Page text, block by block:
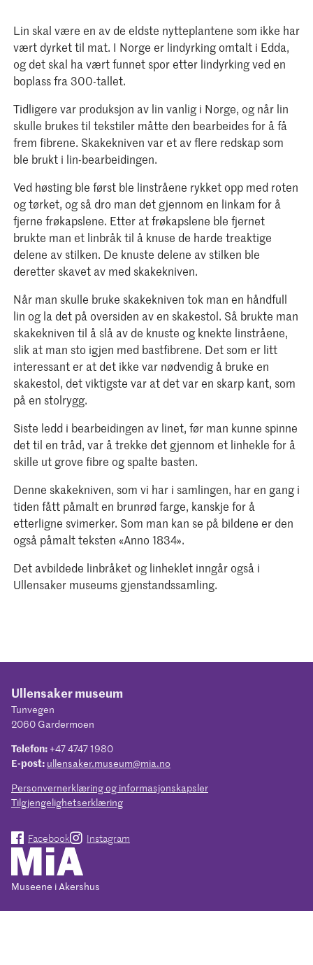
Lin skal være en av de eldste nytteplantene som ikke har
vært dyrket til mat. I Norge er lindyrking omtalt i Edda,
og det skal ha vært funnet spor etter lindyrking ved en
boplass fra 300-tallet.
Tidligere var produksjon av lin vanlig i Norge, og når lin
skulle brukes til tekstiler måtte den bearbeides for å få
frem fibrene. Skakekniven var et av flere redskap som
ble brukt i lin-bearbeidingen.
Ved høsting ble først ble linstråene rykket opp med roten
og tørket, og så dro man det gjennom en linkam for å
fjerne frøkapslene. Etter at frøkapslene ble fjernet
brukte man et linbråk til å knuse de harde treaktige
delene av stilken. De knuste delene av stilken ble
deretter skavet av med skakekniven.
Når man skulle bruke skakekniven tok man en håndfull
lin og la det på oversiden av en skakestol. Så brukte man
skakekniven til å slå av de knuste og knekte linstråene,
slik at man sto igjen med bastfibrene. Det som er litt
interessant er at det ikke var nødvendig å bruke en
skakestol, det viktigste var at det var en skarp kant, som
på en stolrygg.
Siste ledd i bearbeidingen av linet, før man kunne spinne
det til en tråd, var å trekke det gjennom et linhekle for å
skille ut grove fibre og spalte basten.
Denne skakekniven, som vi har i samlingen, har en gang i
tiden fått påmalt en brunrød farge, kanskje for å
etterligne svimerker. Som man kan se på bildene er den
også påmalt teksten «Anno 1834».
Det avbildede linbråket og linheklet inngår også i
Ullensaker museums gjenstandssamling.
Ullensaker museum
Tunvegen
2060 Gardermoen
Telefon:+47 4747 1980
E-post: ullensaker.museum@mia.no
Personvernerklæring og informasjonskapsler
Tilgjengelighetserklæring
Facebook Instagram
Museene i Akershus